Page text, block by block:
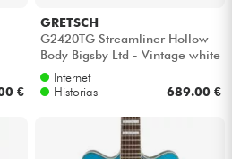
€
GRETSCH
G2420TG Streamliner Hollow
Body Bigsby Ltd - Vintage white
Internet
Historias
689.00 €